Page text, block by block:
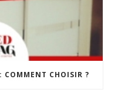
COMMENT CHOISIR ?